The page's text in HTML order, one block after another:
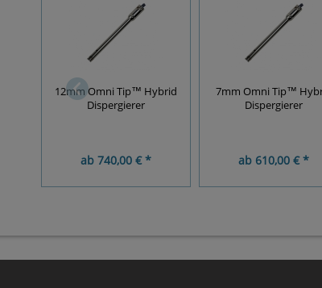
12mm Omni Tip™ Hybrid
Dispergierer
ab 740,00 € *
7mm Omni Tip™
Dispergierer
ab 610,00 € *